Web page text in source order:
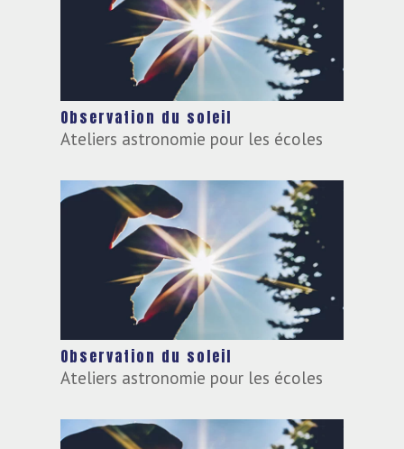
Observation du soleil
Ateliers astronomie pour les écoles
Observation du soleil
Ateliers astronomie pour les écoles